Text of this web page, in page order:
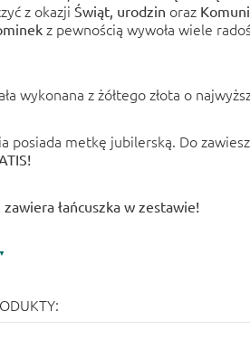
z okazji Świąt, urodzin oraz
z pewnością wywoła wiele
wykonana z żółtego złota o
posiada metkę jubilerską. Do
łańcuszka w zestawie!